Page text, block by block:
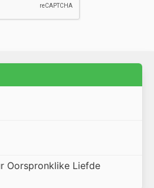
Oorspronklike Liefde